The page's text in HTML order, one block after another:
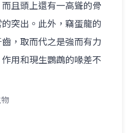
且頭上還有一高聳的骨
突出。此外，竊蛋龍的
，取而代之是強而有力
用和現生鸚鵡的喙差不